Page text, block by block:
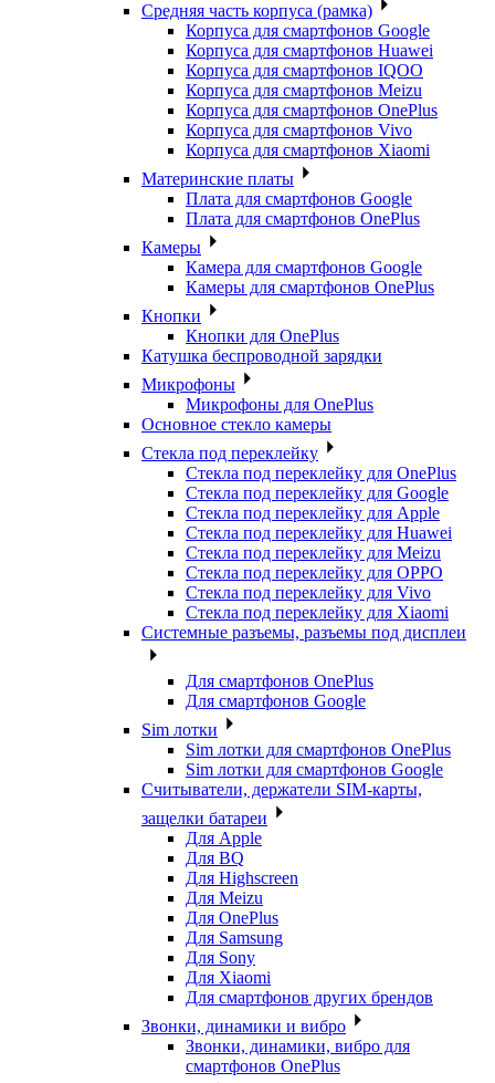
Средняя часть корпуса (рамка)
Корпуса для смартфонов Google
Корпуса для смартфонов Huawei
Корпуса для смартфонов IQOO
Корпуса для смартфонов Meizu
Корпуса для смартфонов OnePlus
Корпуса для смартфонов Vivo
Корпуса для смартфонов Xiaomi
Материнские платы
Плата для смартфонов Google
Плата для смартфонов OnePlus
Камеры
Камера для смартфонов Google
Камеры для смартфонов OnePlus
Кнопки
Кнопки для OnePlus
Катушка беспроводной зарядки
Микрофоны
Микрофоны для OnePlus
Основное стекло камеры
Стекла под переклейку
Стекла под переклейку для OnePlus
Стекла под переклейку для Google
Стекла под переклейку для Apple
Стекла под переклейку для Huawei
Стекла под переклейку для Meizu
Стекла под переклейку для OPPO
Стекла под переклейку для Vivo
Стекла под переклейку для Xiaomi
Системные разъемы, разъемы под дисплеи
Для смартфонов OnePlus
Для смартфонов Google
Sim лотки
Sim лотки для смартфонов OnePlus
Sim лотки для смартфонов Google
Считыватели, держатели SIM-карты,
защелки батареи
Для Apple
Для BQ
Для Highscreen
Для Meizu
Для OnePlus
Для Samsung
Для Sony
Для Xiaomi
Для смартфонов других брендов
Звонки, динамики и вибро
Звонки, динамики, вибро для
смартфонов OnePlus